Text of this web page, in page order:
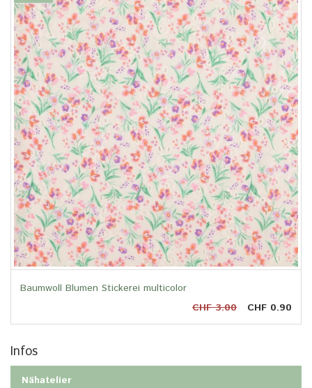
Baumwoll Blumen Stickerei multicolor
CHF 3.00 CHF 0.90
Infos
Nähatelier